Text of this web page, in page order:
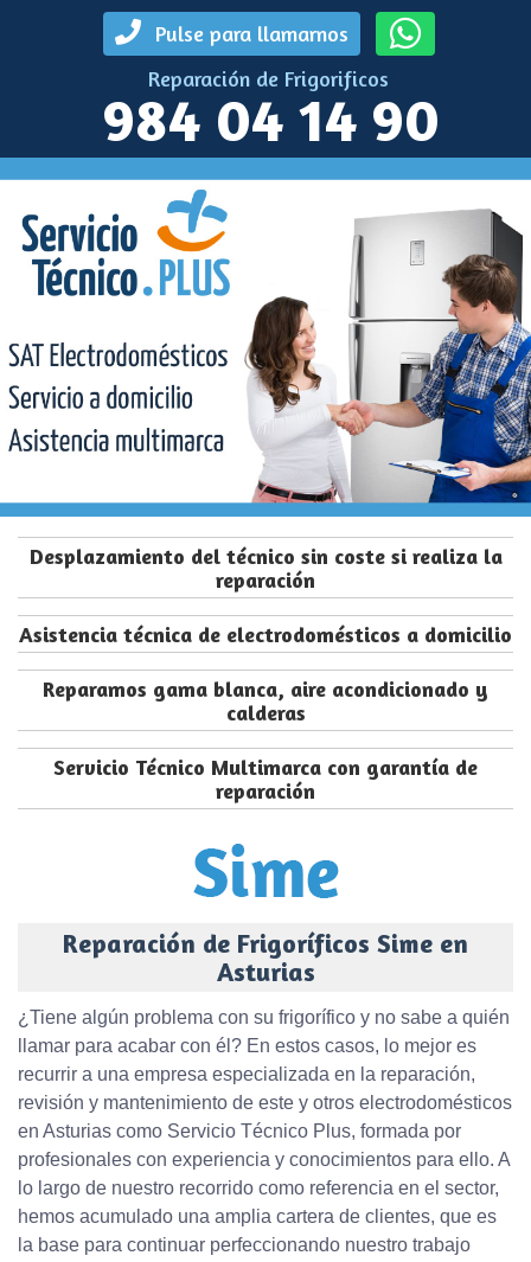
Pulse para llamarnos
Reparación de Frigorificos
984 04 14 90
Desplazamiento del técnico sin coste si realiza la
reparación
Asistencia técnica de electrodomésticos a domicilio
Reparamos gama blanca, aire acondicionado y
calderas
Servicio Técnico Multimarca con garantía de
reparación
Reparación de Frigoríficos Sime en
Asturias
¿Tiene algún problema con su frigorífico y no sabe a quién
llamar para acabar con él? En estos casos, lo mejor es
recurrir a una empresa especializada en la reparación,
revisión y mantenimiento de este y otros electrodomésticos
en Asturias como Servicio Técnico Plus, formada por
profesionales con experiencia y conocimientos para ello. A
lo largo de nuestro recorrido como referencia en el sector,
hemos acumulado una amplia cartera de clientes, que es
la base para continuar perfeccionando nuestro trabajo